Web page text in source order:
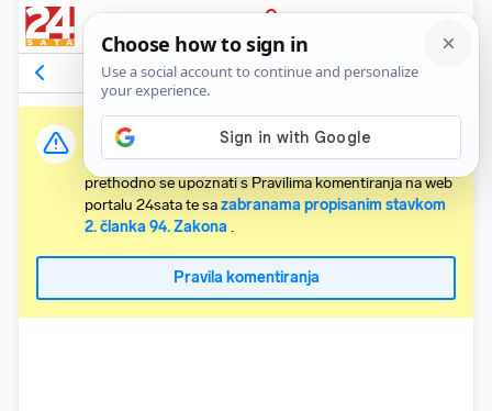
PRIJAVA
Komentari31 Relevantni
Važna obavijest:
Svaki korisnik koji želi komentirati članke obvezan je
prethodno se upoznati s Pravilima komentiranja na web
portalu 24sata te sazabranama propisanim stavkom
2. članka 94. Zakona .
Pravila komentiranja